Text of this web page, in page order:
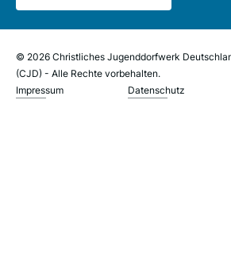
© 2026 Christliches Jugenddorfwerk
(CJD) - Alle Rechte vorbehalten.
Impressum
Datenschutz